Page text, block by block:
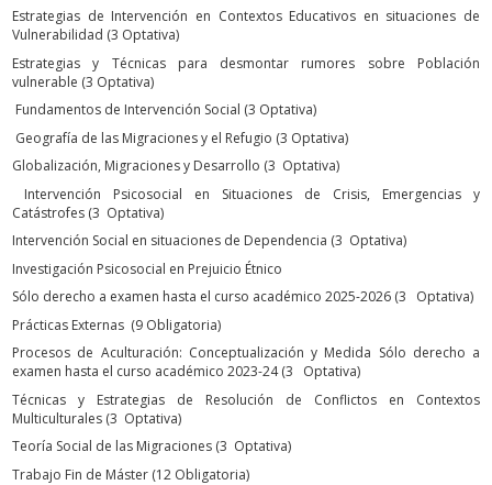
Estrategias de Intervención en Contextos Educativos en situaciones de
Vulnerabilidad (3 Optativa)
Estrategias y Técnicas para desmontar rumores sobre Población
vulnerable (3 Optativa)
Fundamentos de Intervención Social (3 Optativa)
Geografía de las Migraciones y el Refugio (3 Optativa)
Globalización, Migraciones y Desarrollo (3 Optativa)
Intervención Psicosocial en Situaciones de Crisis, Emergencias y
Catástrofes (3 Optativa)
Intervención Social en situaciones de Dependencia (3 Optativa)
Investigación Psicosocial en Prejuicio Étnico
Sólo derecho a examen hasta el curso académico 2025-2026 (3 Optativa)
Prácticas Externas (9 Obligatoria)
Procesos de Aculturación: Conceptualización y Medida Sólo derecho a
examen hasta el curso académico 2023-24 (3 Optativa)
Técnicas y Estrategias de Resolución de Conflictos en Contextos
Multiculturales (3 Optativa)
Teoría Social de las Migraciones (3 Optativa)
Trabajo Fin de Máster (12 Obligatoria)